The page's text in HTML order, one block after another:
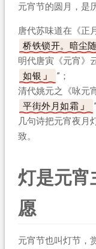
元宵节的圆月，是
唐代苏味道在《正
桥铁锁开。暗尘
明代唐寅《元宵》
如银
”；
清代姚元之《咏元
平街外月如霜
几句诗把元宵夜月
致。
灯是元宵
愿
元宵节也叫灯节，